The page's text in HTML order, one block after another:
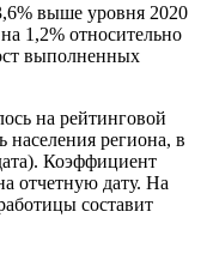
выше уровня 2020
1,2% относительно
выполненных
на рейтинговой
региона, в
Коэффициент
отчетную дату. На
составит